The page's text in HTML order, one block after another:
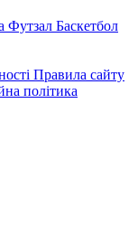
Футзал Баскетбол
Правила сайту
політика